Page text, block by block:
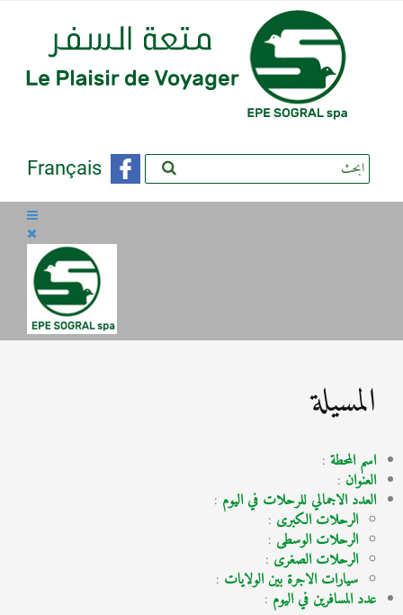
Français
المسيلة
اسم المحطة :
العنوان :
العدد الاجمالي للرحلات في اليوم :
الرحلات الكبرى :
الرحلات الوسطى :
الرحلات الصغرى :
سيارات الاجرة بين الولايات :
عدد المسافرين في اليوم :